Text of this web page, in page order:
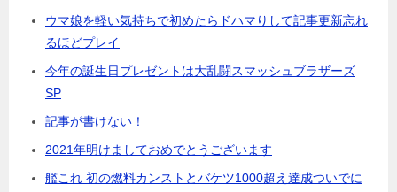
ウマ娘を軽い気持ちで初めたらドハマりして記事更新忘れ
るほどプレイ
今年の誕生日プレゼントは大乱闘スマッシュブラザーズ
SP
記事が書けない！
2021年明けましておめでとうございます
艦これ 初の燃料カンストとバケツ1000超え達成ついでに